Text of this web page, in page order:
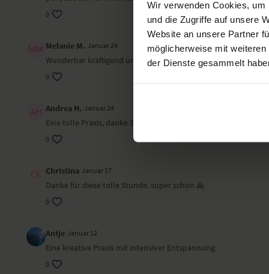
Wir verwenden Cookies,
und die Zugriffe auf unsere
Website an unsere Partner
möglicherweise mit
der Dienste gesammelt
0
Melanie M. Januar 24
Wunderbar kräftigend und erdend.
0
Andrea H. Januar 24
Eine tolle Praxis, danke Stine❤️🙏
0
Christina Januar 17
Danke für diese tolle Stunde. super schön 🙏
0
Antje Januar 12
Eine kreative Praxis mit intensiver Entspannung.
0